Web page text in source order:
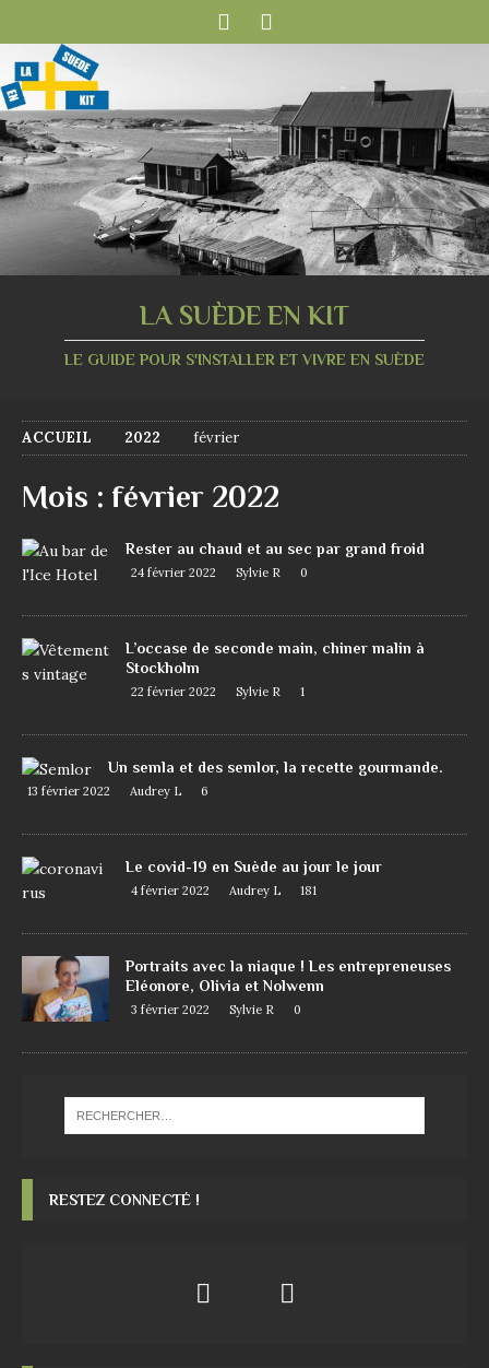
LA SUÈDE EN KIT
LE GUIDE POUR S'INSTALLER ET VIVRE EN SUÈDE
ACCUEIL 2022 février
Mois : février 2022
Rester au chaud et au sec par grand froid
24 février 2022 Sylvie R 0
L’occase de seconde main, chiner malin à
Stockholm
22 février 2022 Sylvie R 1
Un semla et des semlor, la recette gourmande.
13 février 2022 Audrey L 6
Le covid-19 en Suède au jour le jour
4 février 2022 Audrey L 181
Portraits avec la niaque ! Les entrepreneuses
Eléonore, Olivia et Nolwenn
3 février 2022 Sylvie R 0
RESTEZ CONNECTÉ !